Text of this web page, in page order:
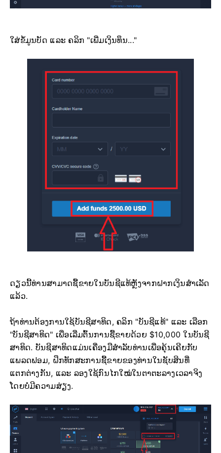
ໃສ່ຂໍ້ມູນບັດ ແລະ ຄລິກ "ເພີ່ມເງິນທຶນ..."
ດຽວນີ້ທ່ານສາມາດຊື້ຂາຍໃນບັນຊີແທ້ຫຼັງຈາກຝາກເງິນສຳເລັດ
ແລ້ວ.
ຖ້າທ່ານຕ້ອງການໃຊ້ບັນຊີສາທິດ, ຄລິກ "ບັນຊີແທ້" ແລະ ເລືອກ
"ບັນຊີສາທິດ" ເພື່ອເລີ່ມຕົ້ນການຊື້ຂາຍດ້ວຍ $10,000 ໃນບັນຊີ
ສາທິດ. ບັນຊີສາທິດແມ່ນເຄື່ອງມືສຳລັບທ່ານເພື່ອຄຸ້ນເຄີຍກັບ
ແພລດຟອມ, ຝຶກທັກສະການຊື້ຂາຍຂອງທ່ານໃນຊັບສິນທີ່
ແຕກຕ່າງກັນ, ແລະ ລອງໃຊ້ກົນໄກໃໝ່ໃນຕາຕະລາງເວລາຈິງ
ໂດຍບໍ່ມີຄວາມສ່ຽງ.